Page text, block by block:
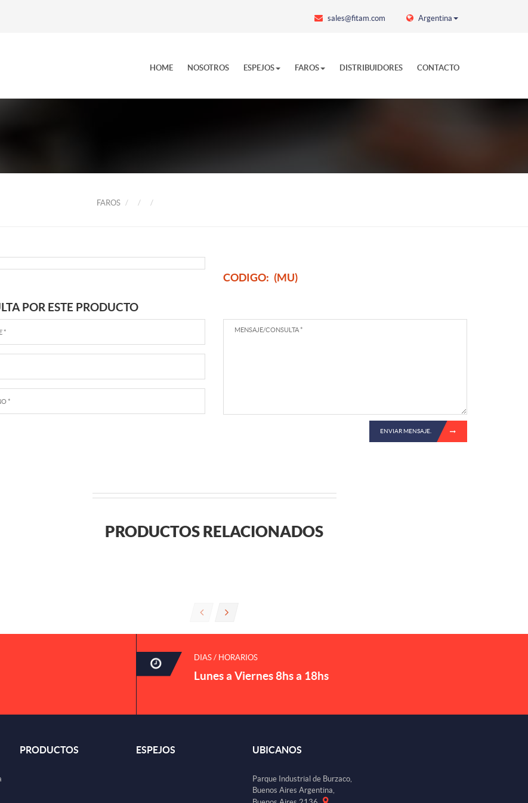
sales@fitam.com Argentina
HOME NOSOTROS ESPEJOS FAROS DISTRIBUIDORES CONTACTO
FAROS
CODIGO: (MU)
POR ESTE PRODUCTO
ENVIAR MENSAJE.
PRODUCTOS RELACIONADOS
DIAS / HORARIOS
Lunes a Viernes 8hs a 18hs
PRODUCTOS ESPEJOS UBICANOS
Parque Industrial de Burzaco,
Buenos Aires Argentina,